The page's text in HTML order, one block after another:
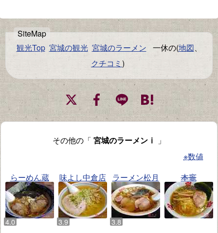
観光Top 宮城の観光 宮城のラーメン 一休の(地図、
クチコミ )
その他の「 宮城のラーメンⅰ
」
※数値
らーめん蔵
味よし中倉店 ラーメン松月 本竈